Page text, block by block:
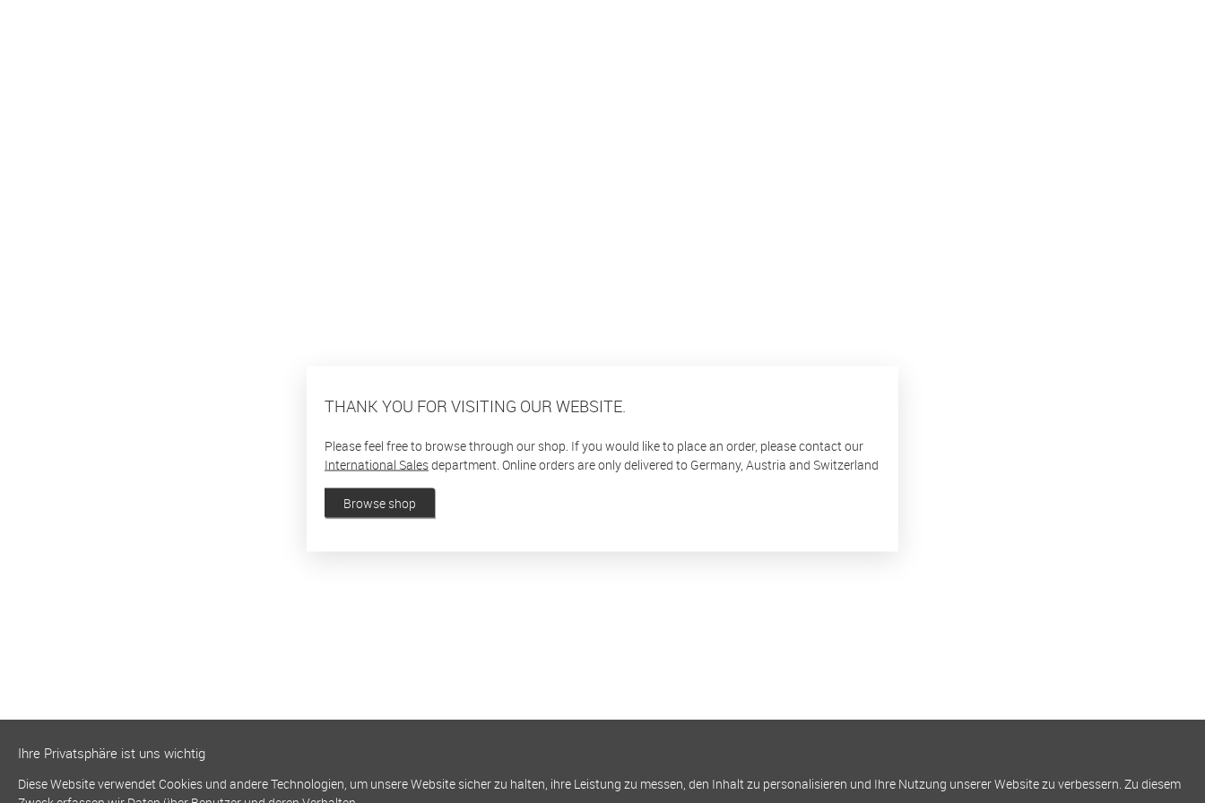
THANK YOU FOR VISITING OUR WEBSITE.
Please feel free to browse through our shop. If you would like to place an order, please contact our
International Salesdepartment. Online orders are only delivered to Germany, Austria and Switzerland
Browse shop
Ihre Privatsphäre ist uns wichtig
Diese Website verwendet Cookies und andere Technologien, um unsere Website sicher zu halten, ihre Leistung zu messen, den Inhalt zu personalisieren und Ihre Nutzung unserer Website zu verbessern. Zu diesem